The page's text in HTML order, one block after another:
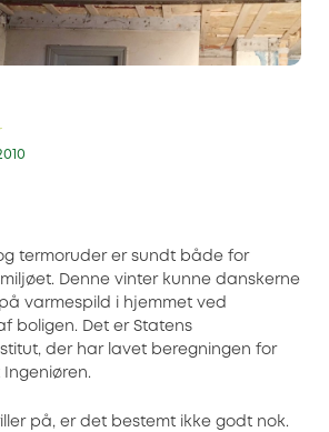
termoruder er sundt både for
Denne vinter kunne danskerne
varmespild i hjemmet ved
boligen. Det er Statens
der har lavet beregningen for
på, er det bestemt ikke godt nok.